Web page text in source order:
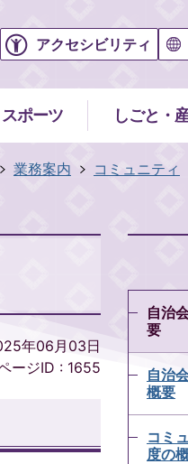
アクセシビリティ
ポーツ しごと・
業務案内 コミュニティ
年06月03日
ージID : 1655
自治
要
自治
概要
コミ
度の